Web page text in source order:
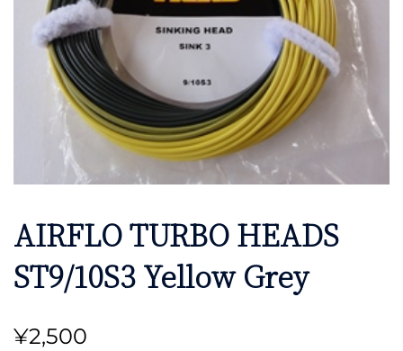
AIRFLO TURBO HEADS
ST9/10S3 Yellow Grey
¥2,500